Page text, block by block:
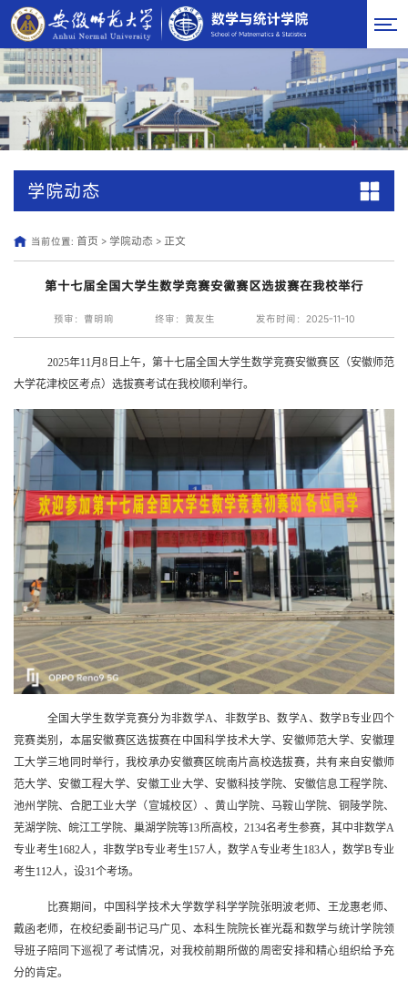
学院动态
当前位置: 首页 > 学院动态 > 正文
第十七届全国大学生数学竞赛安徽赛区选拔赛在我校举行
预审：曹明响 终审：黄友生 发布时间：2025-11-10
2025年11月8日上午，第十七届全国大学生数学竞赛安徽赛区（安徽师范
大学花津校区考点）选拔赛考试在我校顺利举行。
全国大学生数学竞赛分为非数学A、非数学B、数学A、数学B专业四个
竞赛类别，本届安徽赛区选拔赛在中国科学技术大学、安徽师范大学、安徽理
工大学三地同时举行，我校承办安徽赛区皖南片高校选拔赛，共有来自安徽师
范大学、安徽工程大学、安徽工业大学、安徽科技学院、安徽信息工程学院、
池州学院、合肥工业大学（宣城校区）、黄山学院、马鞍山学院、铜陵学院、
芜湖学院、皖江工学院、巢湖学院等13所高校，2134名考生参赛，其中非数学A
专业考生1682人，非数学B专业考生157人，数学A专业考生183人，数学B专业
考生112人，设31个考场。
比赛期间，中国科学技术大学数学科学学院张明波老师、王龙惠老师、
戴函老师，在校纪委副书记马广见、本科生院院长崔光磊和数学与统计学院领
导班子陪同下巡视了考试情况，对我校前期所做的周密安排和精心组织给予充
分的肯定。